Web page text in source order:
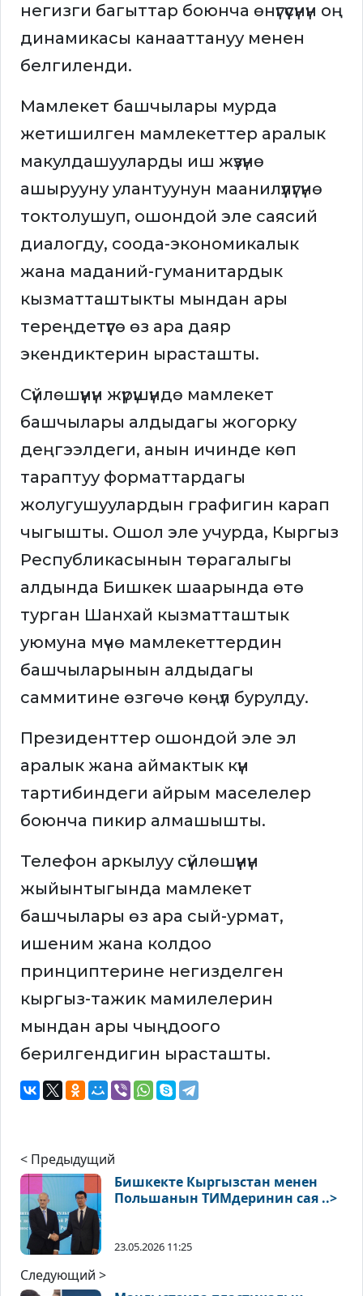
негизги багыттар боюнча өнүгүүсүнүн оң
динамикасы канааттануу менен
белгиленди.
Мамлекет башчылары мурда
жетишилген мамлекеттер аралык
макулдашууларды иш жүзүнө
ашырууну улантуунун маанилүүлүгүнө
токтолушуп, ошондой эле саясий
диалогду, соода-экономикалык
жана маданий-гуманитардык
кызматташтыкты мындан ары
тереңдетүүгө өз ара даяр
экендиктерин ырасташты.
Сүйлөшүүнүн жүрүшүндө мамлекет
башчылары алдыдагы жогорку
деңгээлдеги, анын ичинде көп
тараптуу форматтардагы
жолугушуулардын графигин карап
чыгышты. Ошол эле учурда, Кыргыз
Республикасынын төрагалыгы
алдында Бишкек шаарында өтө
турган Шанхай кызматташтык
уюмуна мүчө мамлекеттердин
башчыларынын алдыдагы
саммитине өзгөчө көңүл бурулду.
Президенттер ошондой эле эл
аралык жана аймактык күн
тартибиндеги айрым маселелер
боюнча пикир алмашышты.
Телефон аркылуу сүйлөшүүнүн
жыйынтыгында мамлекет
башчылары өз ара сый-урмат,
ишеним жана колдоо
принциптерине негизделген
кыргыз-тажик мамилелерин
мындан ары чыңдоого
берилгендигин ырасташты.
< Предыдущий
Бишкекте Кыргызстан менен
Польшанын ТИМдеринин сая ..>
23.05.2026 11:25
Следующий >